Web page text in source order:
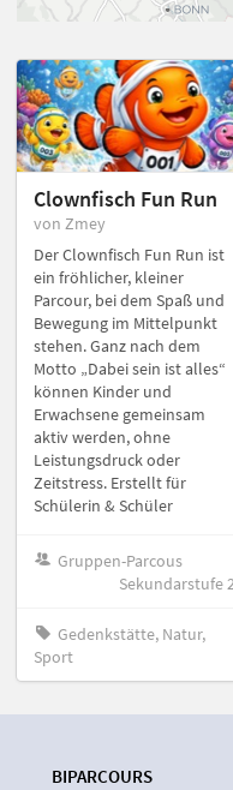
Clownfisch Fun Run
von Zmey
Der Clownfisch Fun Run ist
ein fröhlicher, kleiner
Parcour, bei dem Spaß und
Bewegung im Mittelpunkt
stehen. Ganz nach dem
Motto „Dabei sein ist alles“
können Kinder und
Erwachsene gemeinsam
aktiv werden, ohne
Leistungsdruck oder
Zeitstress. Erstellt für
Schülerin & Schüler
Gruppen-Parcous
Sekundarstufe
Gedenkstätte, Natur,
Sport
BIPARCOURS